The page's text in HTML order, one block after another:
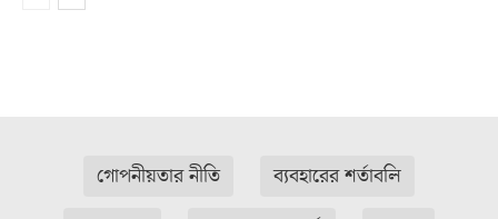
গোপনীয়তার নীতি
ব্যবহারের শর্তাবলি